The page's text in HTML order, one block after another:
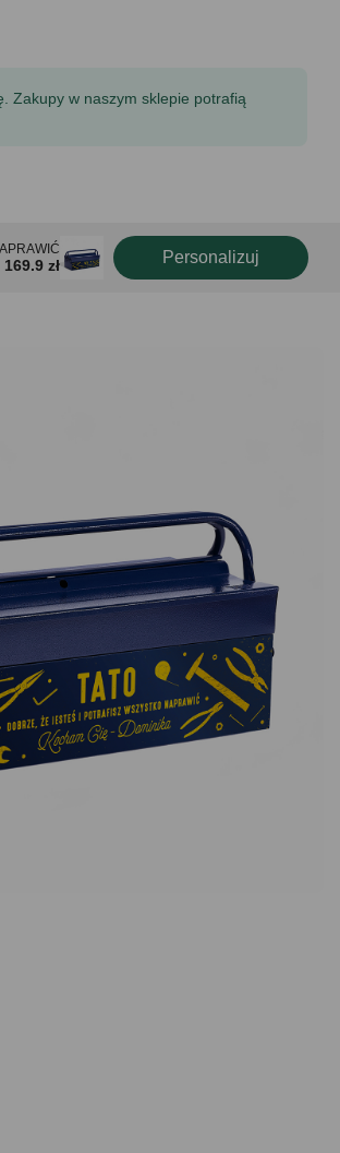
Zakupy w naszym sklepie potrafią
169.9 zł Personalizuj